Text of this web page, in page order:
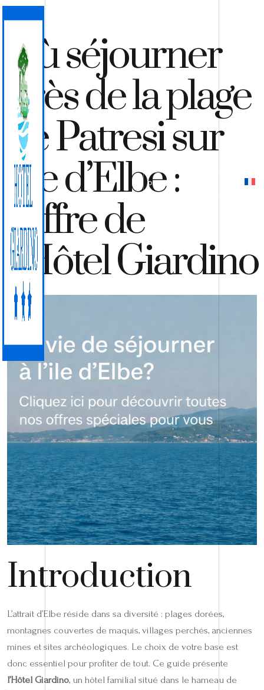
DEVIS
Où séjourner
près de la plage
de Patresi sur
l’île d’Elbe :
l’offre de
l’Hôtel Giardino
Introduction
L’attrait d’Elbe réside dans sa diversité : plages dorées,
montagnes couvertes de maquis, villages perchés, anciennes
mines et sites archéologiques. Le choix de votre base est
donc essentiel pour profiter de tout. Ce guide présente
l’Hôtel Giardino, un hôtel familial situé dans le hameau de